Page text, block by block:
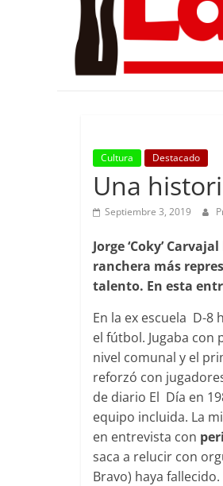
las
Compañías
Cultura Destacado
Una
Septiembre 3, 2019
Jorge ‘Coky’
ranchera más
talento. En esta
En la ex escuela D-8
el fútbol. Jugaba
nivel comunal y el
reforzó con
de diario El Día en
equipo incluida. La
en entrevista con
saca a relucir con
Bravo) haya